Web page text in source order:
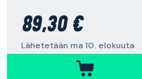
89,30 €
Lähetetään ma 10. elokuuta